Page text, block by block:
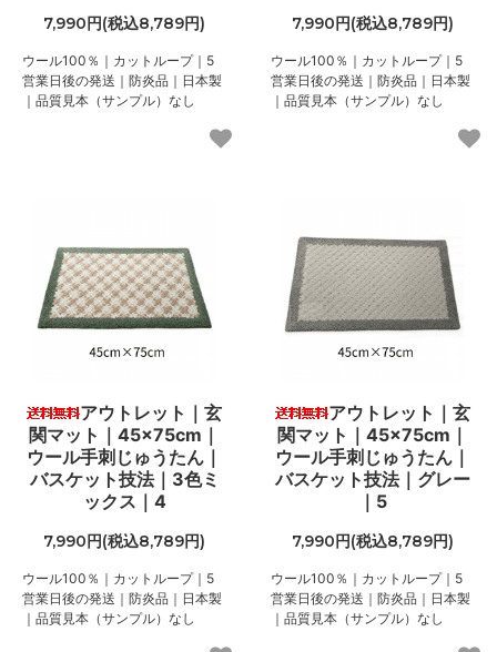
7,990円(税込8,789円)
ウール100％｜カットループ｜5
営業日後の発送｜防炎品｜日本製
｜品質見本（サンプル）なし
7,990円(税込8,789円)
ウール100％｜カットループ｜5
営業日後の発送｜防炎品｜日本製
｜品質見本（サンプル）なし
アウトレット｜玄
関マット｜45×75cm｜
ウール手刺じゅうたん｜
バスケット技法｜3色ミ
ックス｜4
7,990円(税込8,789円)
ウール100％｜カットループ｜5
営業日後の発送｜防炎品｜日本製
｜品質見本（サンプル）なし
アウトレット｜玄
関マット｜45×75cm｜
ウール手刺じゅうたん｜
バスケット技法｜グレー
｜5
7,990円(税込8,789円)
ウール100％｜カットループ｜5
営業日後の発送｜防炎品｜日本製
｜品質見本（サンプル）なし